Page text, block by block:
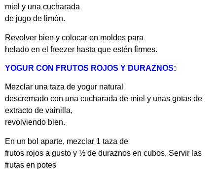
miel y una cucharada
de jugo de limón.
Revolver bien y colocar en moldes para
helado en el freezer hasta que estén firmes.
YOGUR CON FRUTOS ROJOS Y DURAZNOS:
Mezclar una taza de yogur natural
descremado con una cucharada de miel y unas gotas de
extracto de vainilla,
revolviendo bien.
En un bol aparte, mezclar 1 taza de
frutos rojos a gusto y ½ de duraznos en cubos. Servir las
frutas en potes